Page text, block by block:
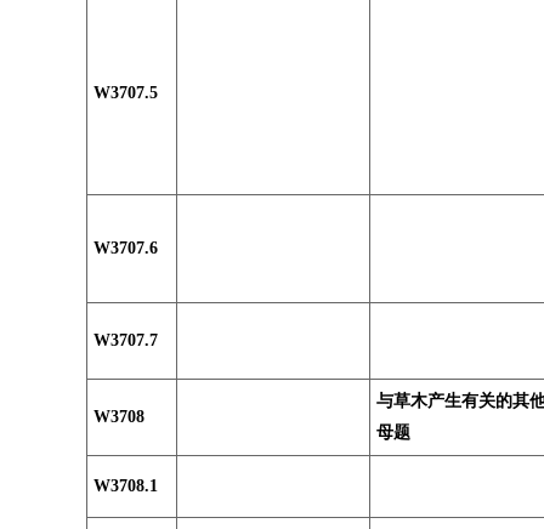
W3707.5
W3707.6
W3707.7
W3708
与草木产生有关的其
母题
W3708.1